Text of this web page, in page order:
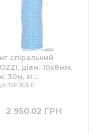
спіральний
діам. 10x8мм,
30м, зі
TSP 10/8 К
2 950.02 ГРН